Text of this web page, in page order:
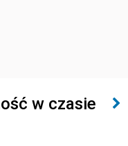
w czasie